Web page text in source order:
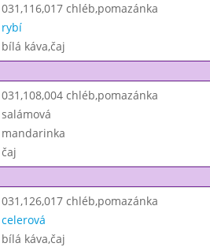
031,116,017 chléb,pomazánka
rybí
bílá káva,čaj
031,108,004 chléb,pomazánka
salámová
mandarinka
čaj
031,126,017 chléb,pomazánka
celerová
bílá káva,čaj